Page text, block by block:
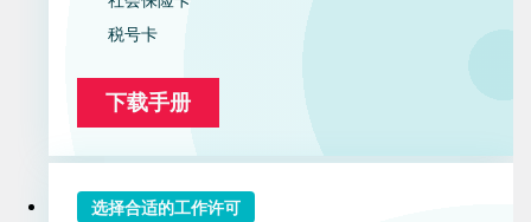
税号卡
下载手册
选择合适的工作许可